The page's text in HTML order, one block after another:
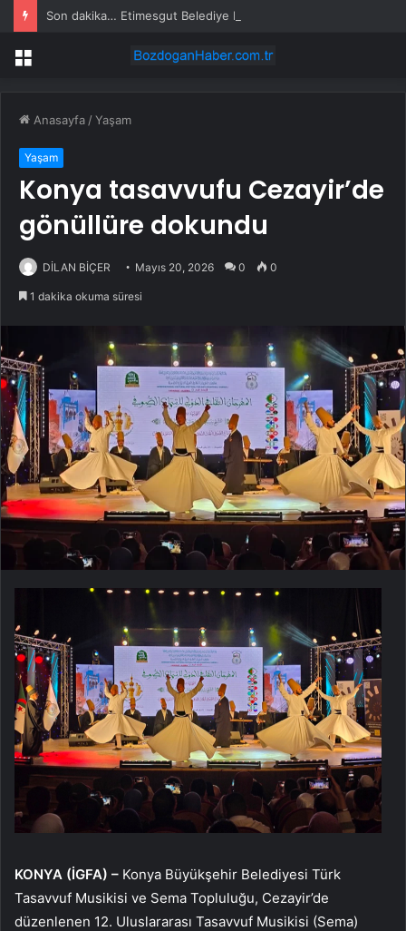
Menü
Anasayfa /Yaşam
Yaşam
Konya tasavvufu Cezayir’de
gönüllüre dokundu
DİLAN BİÇER Mayıs 20, 2026 0 0
1 dakika okuma süresi
KONYA (İGFA) – Konya Büyükşehir Belediyesi Türk
Tasavvuf Musikisi ve Sema Topluluğu, Cezayir’de
düzenlenen 12. Uluslararası Tasavvuf Musikisi (Sema)